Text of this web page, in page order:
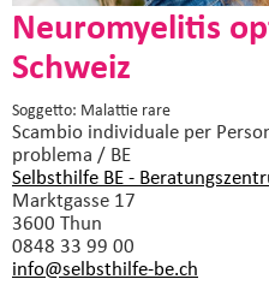
Neuromyelitis
Schweiz
Soggetto: Malattie rare
Scambio individuale per
problema / BE
Selbsthilfe BE -
Marktgasse 17
3600 Thun
0848 33 99 00
info@selbsthilfe-be.ch